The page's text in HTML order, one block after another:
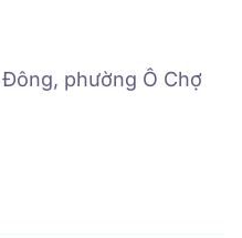
phường Ô Chợ